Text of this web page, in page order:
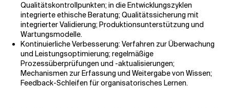
Qualitätskontrollpunkten; in die Entwicklungszyklen
integrierte ethische Beratung; Qualitätssicherung mit
integrierter Validierung; Produktionsunterstützung und
Wartungsmodelle.
Kontinuierliche Verbesserung: Verfahren zur Überwachung
und Leistungsoptimierung; regelmäßige
Prozessüberprüfungen und -aktualisierungen;
Mechanismen zur Erfassung und Weitergabe von Wissen;
Feedback-Schleifen für organisatorisches Lernen.